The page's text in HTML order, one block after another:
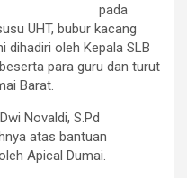
pada
UHT, bubur kacang
dihadiri oleh Kepala SLB
para guru dan turut
Barat.
Novaldi, S.Pd
atas bantuan
Apical Dumai.